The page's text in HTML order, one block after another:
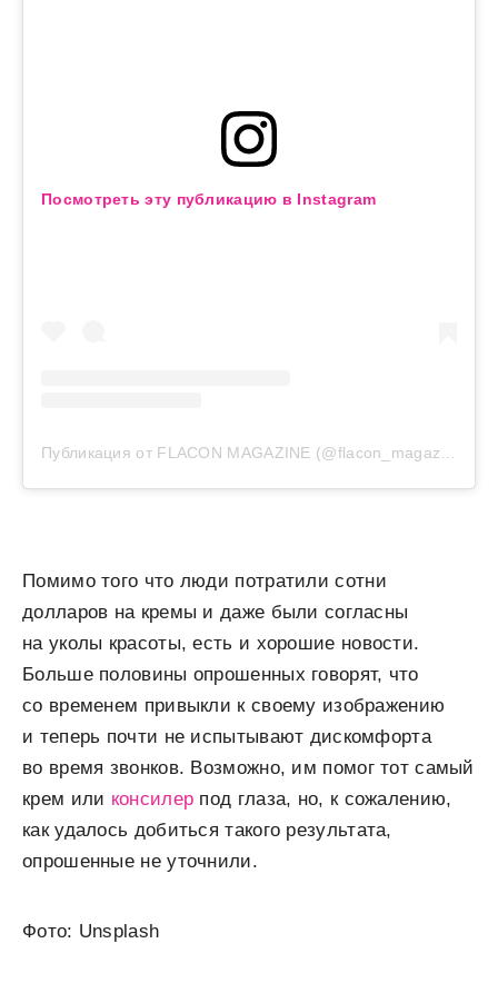
Посмотреть эту публикацию в Instagram
Помимо того что люди потратили сотни
долларов на кремы и даже были согласны
на уколы красоты, есть и хорошие новости.
Больше половины опрошенных говорят, что
со временем привыкли к своему изображению
и теперь почти не испытывают дискомфорта
во время звонков. Возможно, им помог тот самый
крем или консилер под глаза, но, к сожалению,
как удалось добиться такого результата,
опрошенные не уточнили.
Фото: Unsplash